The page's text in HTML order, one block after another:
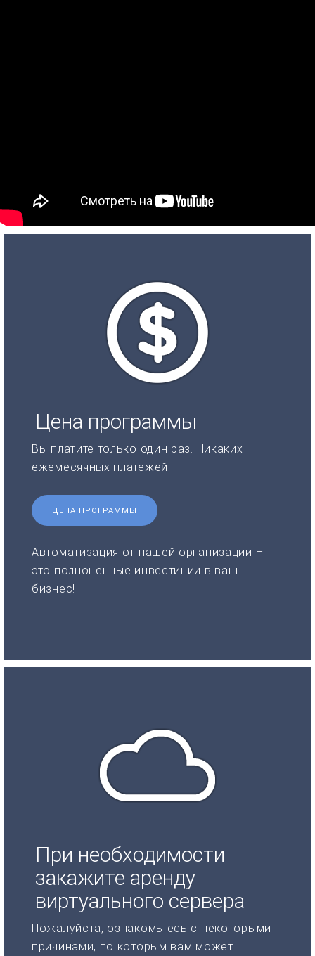
Цена программы
Вы платите только один раз. Никаких
ежемесячных платежей!
ЦЕНА ПРОГРАММЫ
Автоматизация от нашей организации –
это полноценные инвестиции в ваш
бизнес!
При необходимости
закажите аренду
виртуального сервера
Пожалуйста, ознакомьтесь с некоторыми
причинами, по которым вам может